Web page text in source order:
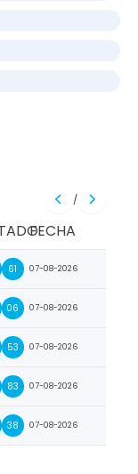
/
FECHA
61 07-08-2026
06 07-08-2026
53 07-08-2026
83 07-08-2026
38 07-08-2026